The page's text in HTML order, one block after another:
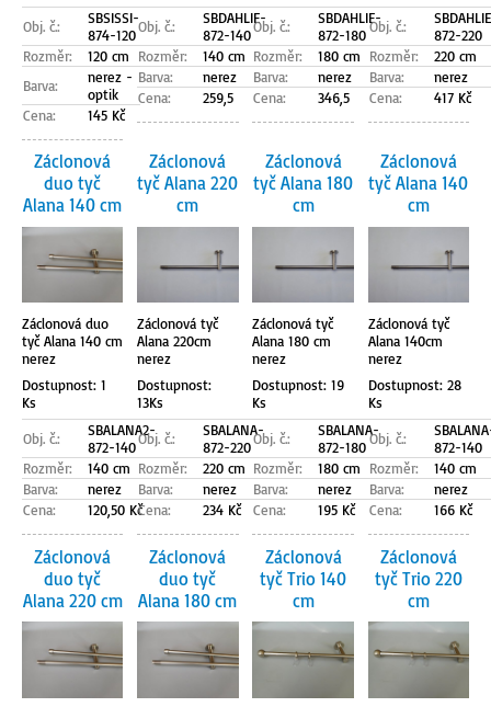
Obj. č.:
SBSISSI-
874-120
Rozměr:
120 cm
Barva:
nerez -
optik
Cena:
145 Kč
Obj. č.:
SBDAHLIE-
872-140
Rozměr:
140 cm
Barva:
nerez
Cena:
259,5
Obj. č.:
SBDAHLIE-
872-180
Rozměr:
180 cm
Barva:
nerez
Cena:
346,5
Obj. č.:
872-220
Rozměr:
220 cm
Barva:
nerez
Cena:
417 Kč
Záclonová
duo tyč
Alana 140 cm
Záclonová duo
tyč Alana 140 cm
nerez
Dostupnost: 1
Ks
Obj. č.:
SBALANA2-
872-140
Rozměr:
140 cm
Barva:
nerez
Cena:
120,50 Kč
Záclonová
tyč Alana 220
cm
Záclonová tyč
Alana 220cm
nerez
Dostupnost:
13Ks
Obj. č.:
SBALANA-
872-220
Rozměr:
220 cm
Barva:
nerez
Cena:
234 Kč
Záclonová
tyč Alana 180
cm
Záclonová tyč
Alana 180 cm
nerez
Dostupnost: 19
Ks
Obj. č.:
SBALANA-
872-180
Rozměr:
180 cm
Barva:
nerez
Cena:
195 Kč
Záclonová
tyč Alana 140
cm
Záclonová tyč
Alana 140cm
nerez
Dostupnost: 28
Ks
Obj. č.:
872-140
Rozměr:
140 cm
Barva:
nerez
Cena:
166 Kč
Záclonová
duo tyč
Alana 220 cm
Záclonová
duo tyč
Alana 180 cm
Záclonová
tyč Trio 140
cm
Záclonová
tyč Trio 220
cm